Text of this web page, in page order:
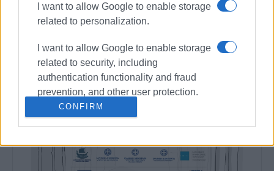
I want to allow Google to enable storage
related to personalization.
I want to allow Google to enable storage
related to security, including
authentication functionality and fraud
prevention, and other user protection.
CONFIRM